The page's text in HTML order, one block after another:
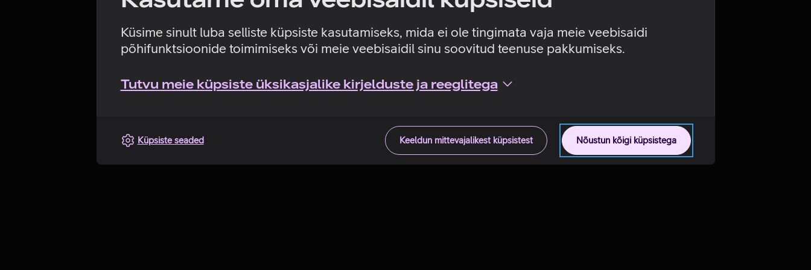
Küsime sinult luba selliste küpsiste kasutamiseks, mida ei ole tingimata vaja meie veebisaidi
põhifunktsioonide toimimiseks või meie veebisaidil sinu soovitud teenuse pakkumiseks.
Tutvu meie küpsiste üksikasjalike kirjelduste ja reeglitega
Nõustun kõigi küpsistega
Keeldun mittevajalikest küpsistest
Küpsiste seaded